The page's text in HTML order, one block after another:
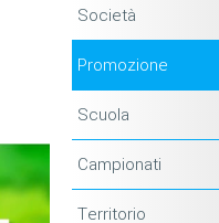
Società
Promozione
Scuola
Campionati
Territorio